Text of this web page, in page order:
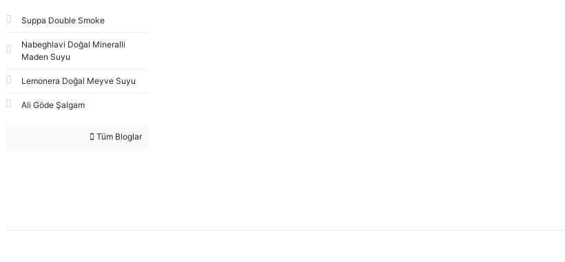
Suppa Double Smoke
Nabeghlavi Doğal Mineralli
Maden Suyu
Lemonera Doğal Meyve Suyu
Ali Göde Şalgam
Tüm Bloglar